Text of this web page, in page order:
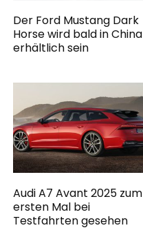
Der Ford Mustang Dark
Horse wird bald in China
erhältlich sein
Audi A7 Avant 2025 zum
ersten Mal bei
Testfahrten gesehen